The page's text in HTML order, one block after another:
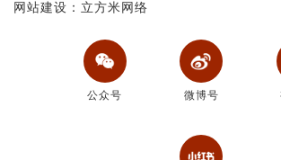
网站建设：立方米网络
公众号 微博号